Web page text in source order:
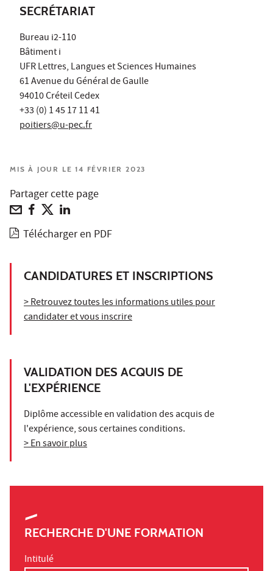
SECRÉTARIAT
Bureau i2-110
Bâtiment i
UFR Lettres, Langues et Sciences Humaines
61 Avenue du Général de Gaulle
94010 Créteil Cedex
+33 (0) 1 45 17 11 41
poitiers@u-pec.fr
MIS À JOUR LE 14 FÉVRIER 2023
Partager cette page
Télécharger en PDF
CANDIDATURES ET INSCRIPTIONS
> Retrouvez toutes les informations utiles pour
candidater et vous inscrire
VALIDATION DES ACQUIS DE
L'EXPÉRIENCE
Diplôme accessible en validation des acquis de
l'expérience, sous certaines conditions.
> En savoir plus
RECHERCHE D'UNE FORMATION
Intitulé